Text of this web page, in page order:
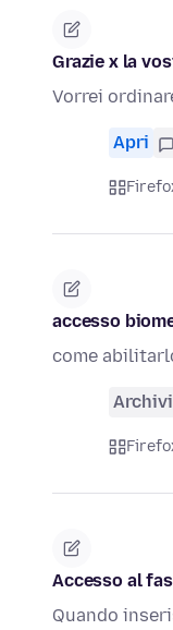
Grazie x la
Vorrei
Apri
accesso
come
Accesso al
Quando